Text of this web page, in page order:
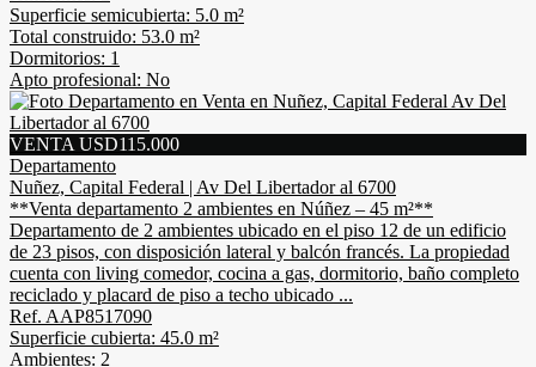
Superficie semicubierta: 5.0 m²
Total construido: 53.0 m²
Dormitorios: 1
Apto profesional: No
VENTA USD115.000
Departamento
Nuñez, Capital Federal | Av Del Libertador al 6700
**Venta departamento 2 ambientes en Núñez – 45 m²**
Departamento de 2 ambientes ubicado en el piso 12 de un edificio
de 23 pisos, con disposición lateral y balcón francés. La propiedad
cuenta con living comedor, cocina a gas, dormitorio, baño completo
reciclado y placard de piso a techo ubicado ...
Ref. AAP8517090
Superficie cubierta: 45.0 m²
Ambientes: 2